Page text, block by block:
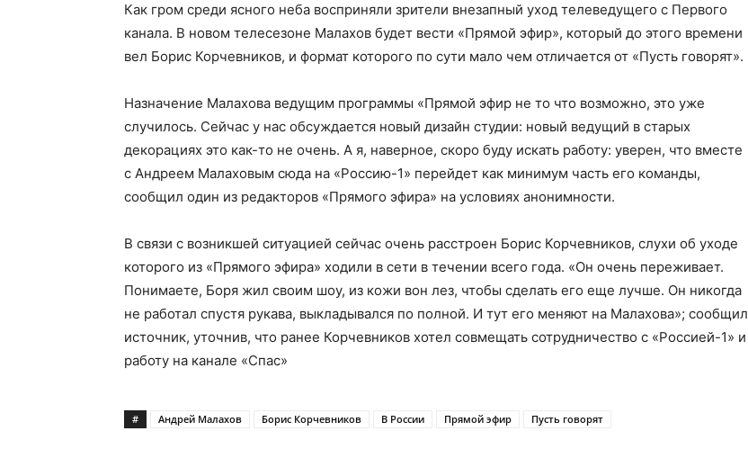
Как гром среди ясного неба восприняли зрители внезапный уход телеведущего с Первого
канала. В новом телесезоне Малахов будет вести «Прямой эфир», который до этого времени
вел Борис Корчевников, и формат которого по сути мало чем отличается от «Пусть говорят».
Назначение Малахова ведущим программы «Прямой эфир не то что возможно, это уже
случилось. Сейчас у нас обсуждается новый дизайн студии: новый ведущий в старых
декорациях это как-то не очень. А я, наверное, скоро буду искать работу: уверен, что вместе
с Андреем Малаховым сюда на «Россию-1» перейдет как минимум часть его команды,
сообщил один из редакторов «Прямого эфира» на условиях анонимности.
В связи с возникшей ситуацией сейчас очень расстроен Борис Корчевников, слухи об уходе
которого из «Прямого эфира» ходили в сети в течении всего года. «Он очень переживает.
Понимаете, Боря жил своим шоу, из кожи вон лез, чтобы сделать его еще лучше. Он никогда
не работал спустя рукава, выкладывался по полной. И тут его меняют на Малахова»; сообщил
источник, уточнив, что ранее Корчевников хотел совмещать сотрудничество с «Россией-1» и
работу на канале «Спас»
# Андрей Малахов Борис Корчевников В России Прямой эфир Пусть говорят